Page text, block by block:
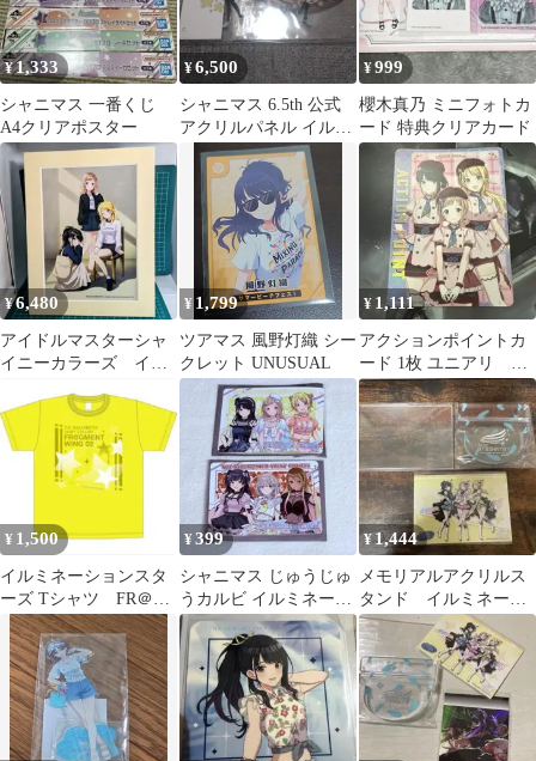
¥1,333
シャニマス 一番くじ
A4クリアポスター
¥6,500
シャニマス 6.5th 公式
アクリルパネル イルミ
ネーションスターズ
¥999
櫻木真乃 ミニフォトカ
ード 特典クリアカード
¥6,480
アイドルマスターシャ
イニーカラーズ イル
ズ ファイングラフ
¥ 1,799
ツアマス 風野灯織 シー
クレット UNUSUAL
¥ 1,111
アクションポイントカ
ード 1枚 ユニアリ シ
ャニマス
¥ 1,500
イルミネーションスタ
ーズ Tシャツ FR＠
GMENT WING 02
¥399
シャニマス じゅうじゅ
うカルビ イルミネーシ
ョンスターズ ストレイ
ライト
¥ 1,444
メモリアルアクリルス
タンド イルミネーシ
ョンスターズ シャニ
マス アイマス